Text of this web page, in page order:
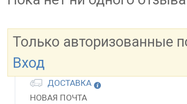
Только авторизованные
Вход
ДОСТАВКА
НОВАЯ ПОЧТА